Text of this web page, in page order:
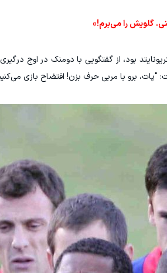
گلویش را می‌برم!»
چپ منچستریونایتد بود، از گفتگویی با دومنک
برو با مربی حرف بزن! افتضاح بازی